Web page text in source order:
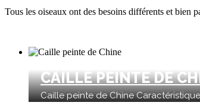
Tous les oiseaux ont des besoins différents et bien
CAILLE PEINTE DE
Caille peinte de Chine